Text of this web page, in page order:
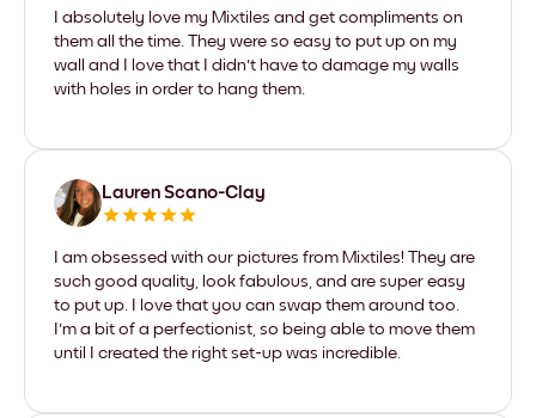
I absolutely love my Mixtiles and get compliments on
them all the time. They were so easy to put up on my
wall and I love that I didn't have to damage my walls
with holes in order to hang them.
Lauren Scano-Clay
I am obsessed with our pictures from Mixtiles! They are
such good quality, look fabulous, and are super easy
to put up. I love that you can swap them around too.
I'm a bit of a perfectionist, so being able to move them
until I created the right set-up was incredible.